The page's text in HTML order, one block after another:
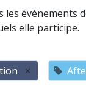
les événements
elle participe.
×